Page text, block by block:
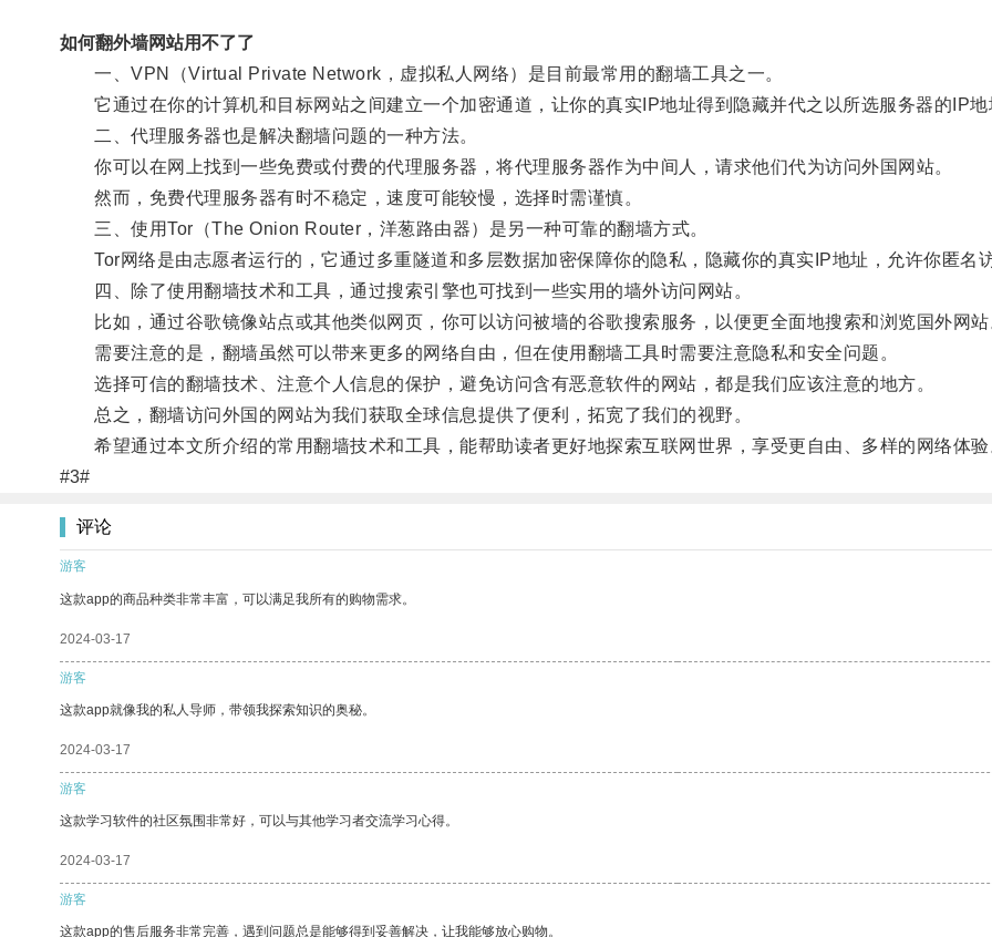
如何翻外墙网站用不了了
一、VPN（Virtual Private Network，虚拟私人网络）是目前最常用的翻墙工具之一。
它通过在你的计算机和目标网站之间建立一个加密通道，让你的真实IP地址得到隐藏并代之以所选服务器的IP地
二、代理服务器也是解决翻墙问题的一种方法。
你可以在网上找到一些免费或付费的代理服务器，将代理服务器作为中间人，请求他们代为访问外国网站。
然而，免费代理服务器有时不稳定，速度可能较慢，选择时需谨慎。
三、使用Tor（The Onion Router，洋葱路由器）是另一种可靠的翻墙方式。
Tor网络是由志愿者运行的，它通过多重隧道和多层数据加密保障你的隐私，隐藏你的真实IP地址，允许你匿名访
四、除了使用翻墙技术和工具，通过搜索引擎也可找到一些实用的墙外访问网站。
比如，通过谷歌镜像站点或其他类似网页，你可以访问被墙的谷歌搜索服务，以便更全面地搜索和浏览国外网站
需要注意的是，翻墙虽然可以带来更多的网络自由，但在使用翻墙工具时需要注意隐私和安全问题。
选择可信的翻墙技术、注意个人信息的保护，避免访问含有恶意软件的网站，都是我们应该注意的地方。
总之，翻墙访问外国的网站为我们获取全球信息提供了便利，拓宽了我们的视野。
希望通过本文所介绍的常用翻墙技术和工具，能帮助读者更好地探索互联网世界，享受更自由、多样的网络体验
#3#
评论
游客
这款app的商品种类非常丰富，可以满足我所有的购物需求。
2024-03-17
游客
这款app就像我的私人导师，带领我探索知识的奥秘。
2024-03-17
游客
这款学习软件的社区氛围非常好，可以与其他学习者交流学习心得。
2024-03-17
游客
这款app的售后服务非常完善，遇到问题总是能够得到妥善解决，让我能够放心购物。